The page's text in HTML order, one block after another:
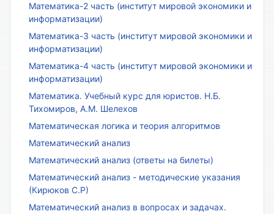
Математика-2 часть (институт мировой экономики и
информатизации)
Математика-3 часть (институт мировой экономики и
информатизации)
Математика-4 часть (институт мировой экономики и
информатизации)
Математика. Учебный курс для юристов. Н.Б.
Тихомиров, А.М. Шелехов
Математическая логика и теория алгоритмов
Математический анализ
Математический анализ (ответы на билеты)
Математический анализ - методические указания
(Кирюков С.Р)
Математический анализ в вопросах и задачах.